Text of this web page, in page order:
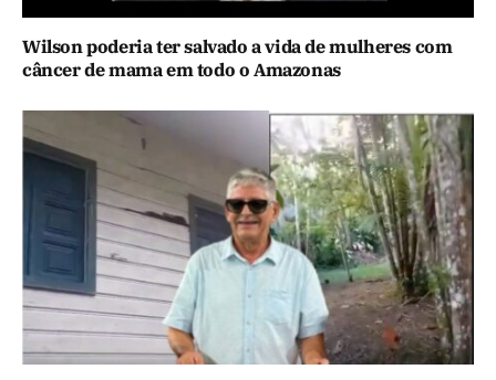
Wilson poderia ter salvado a vida de mulheres com
câncer de mama em todo o Amazonas